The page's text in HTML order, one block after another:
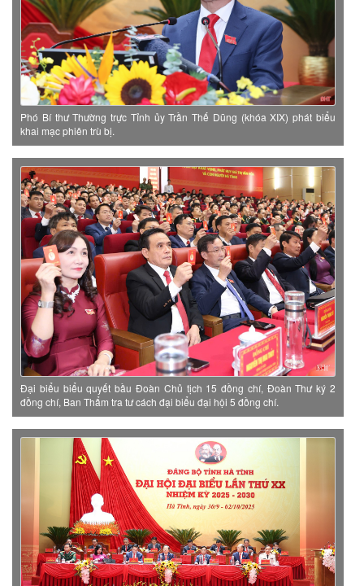
Phó Bí thư Thường trực Tỉnh ủy Trần Thế Dũng (khóa XIX) phát biểu
khai mạc phiên trù bị.
Đại biểu biểu quyết bầu Đoàn Chủ tịch 15 đồng chí, Đoàn Thư ký 2
đồng chí, Ban Thẩm tra tư cách đại biểu đại hội 5 đồng chí.